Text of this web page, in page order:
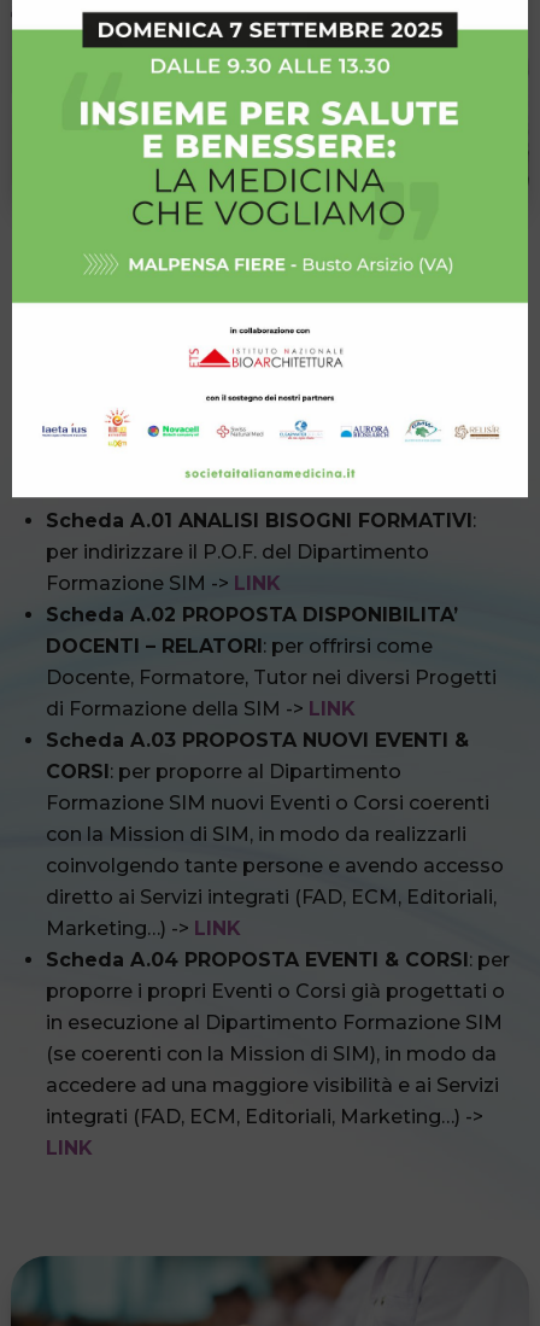
PARTECIPAZIONE
Gli Associati agli Enti Soci di SIM possono
compilare 4 diverse schede allo scopo di
influenzare l’operato del Dipartimento di
Formazione:
Scheda A.01 ANALISI BISOGNI FORMATIVI:
per indirizzare il P.O.F. del Dipartimento
Formazione SIM -> LINK
Scheda A.02 PROPOSTA DISPONIBILITA’
DOCENTI – RELATORI: per offrirsi come
Docente, Formatore, Tutor nei diversi Progetti
di Formazione della SIM -> LINK
Scheda A.03 PROPOSTA NUOVI EVENTI &
CORSI: per proporre al Dipartimento
Formazione SIM nuovi Eventi o Corsi coerenti
con la Mission di SIM, in modo da realizzarli
coinvolgendo tante persone e avendo accesso
diretto ai Servizi integrati (FAD, ECM, Editoriali,
Marketing…) -> LINK
Scheda A.04 PROPOSTA EVENTI & CORSI: per
proporre i propri Eventi o Corsi già progettati o
in esecuzione al Dipartimento Formazione SIM
(se coerenti con la Mission di SIM), in modo da
accedere ad una maggiore visibilità e ai Servizi
integrati (FAD, ECM, Editoriali, Marketing…) ->
LINK